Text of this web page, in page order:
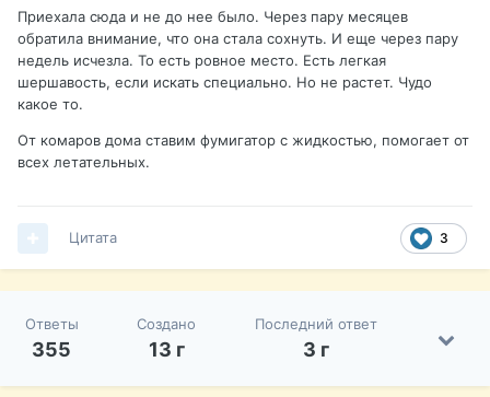
Приехала сюда и не до нее было. Через пару месяцев
обратила внимание, что она стала сохнуть. И еще через пару
недель исчезла. То есть ровное место. Есть легкая
шершавость, если искать специально. Но не растет. Чудо
какое то.
От комаров дома ставим фумигатор с жидкостью, помогает от
всех летательных.
3
Цитата
Ответы
355
Создано
13 г
Последний ответ
3 г